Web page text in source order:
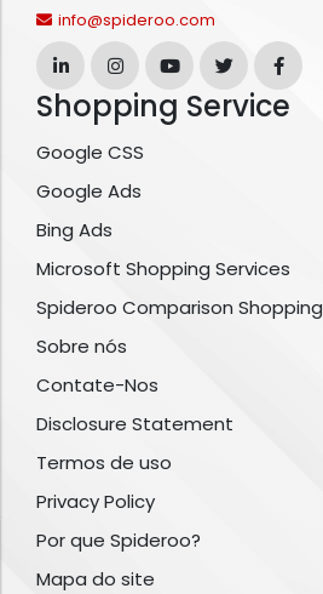
info@spideroo.com
Shopping Service
Google CSS
Google Ads
Bing Ads
Microsoft Shopping Services
Spideroo Comparison Shopping
Sobre nós
Contate-Nos
Disclosure Statement
Termos de uso
Privacy Policy
Por que Spideroo?
Mapa do site